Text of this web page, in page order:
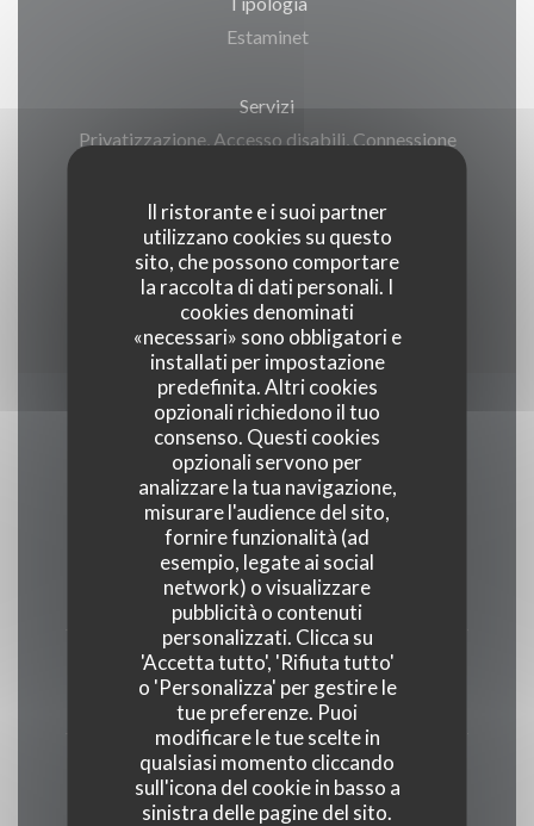
Il ristorante e i suoi partner
utilizzano cookies su questo
sito, che possono comportare
la raccolta di dati personali. I
cookies denominati
«necessari» sono obbligatori e
installati per impostazione
predefinita. Altri cookies
opzionali richiedono il tuo
consenso. Questi cookies
opzionali servono per
analizzare la tua navigazione,
misurare l'audience del sito,
fornire funzionalità (ad
esempio, legate ai social
network) o visualizzare
pubblicità o contenuti
personalizzati. Clicca su
'Accetta tutto', 'Rifiuta tutto'
o 'Personalizza' per gestire le
tue preferenze. Puoi
modificare le tue scelte in
qualsiasi momento cliccando
sull'icona del cookie in basso a
sinistra delle pagine del sito.
Estaminet
Servizi
Privatizzazione, Accesso disabili, Connessione
Metodo di pagamento
Ticket ristorante digitalizzato, Contanti, Buoni
vacanza, Bancomat
Orari
Lunedi
Chiuso
Martedi
12:00 - 14:00 • 18:30 - 22:30
Mercoledi
18:30 - 22:30